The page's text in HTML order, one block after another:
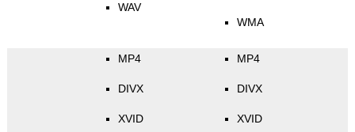
WAV
WMA
MP4
DIVX
XVID
MP4
DIVX
XVID